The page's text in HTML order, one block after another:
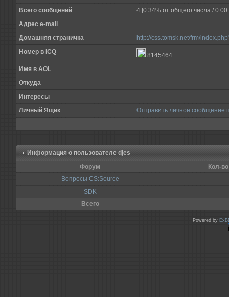
Всего сообщений
4 [0.34% от общего числа /
Адрес e-mail
Домашняя страничка
http://css.tomsk.net/frm/
Номер в ICQ
8145464
Имя в AOL
Откуда
Интересы
Личный Ящик
Отправить личное сообщение
Информация о пользователе djes
Форум
Кол-
Вопросы CS:Source
SDK
Всего
Powered by